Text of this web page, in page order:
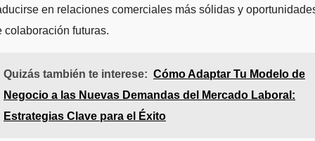
en relaciones comerciales más sólidas y
colaboración futuras.
Quizás también te interese: Cómo Adaptar Tu Modelo de
Negocio a las Nuevas Demandas del Mercado Laboral:
Estrategias Clave para el Éxito